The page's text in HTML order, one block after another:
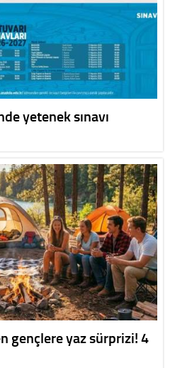
yetenek sınavı
gençlere yaz sürprizi! 4